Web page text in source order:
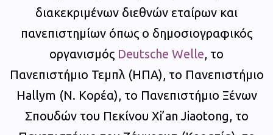
διακεκριμένων διεθνών εταίρων και
πανεπιστημίων όπως ο δημοσιογραφικός
οργανισμός Deutsche Welle, το
Πανεπιστήμιο Τεμπλ (ΗΠΑ), το Πανεπιστήμιο
Hallym (Ν. Κορέα), το Πανεπιστήμιο Ξένων
Σπουδών του Πεκίνου Xi’an Jiaotong, το